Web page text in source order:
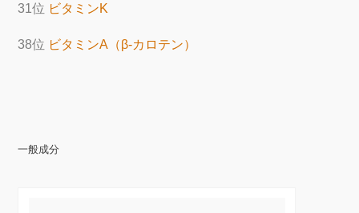
31位 ビタミンK
38位 ビタミンA（β-カロテン）
一般成分